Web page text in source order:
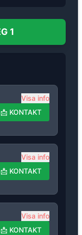
1
Visa info
📩 KONTAKT
Visa info
📩 KONTAKT
Visa info
📩 KONTAKT